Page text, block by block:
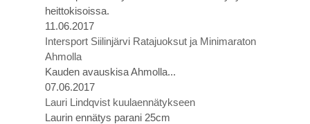
heittokisoissa.
11.06.2017
Intersport Siilinjärvi Ratajuoksut ja Minimaraton
Ahmolla
Kauden avauskisa Ahmolla...
07.06.2017
Lauri Lindqvist kuulaennätykseen
Laurin ennätys parani 25cm